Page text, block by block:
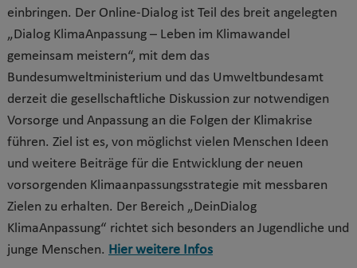
einbringen. Der Online-Dialog ist Teil des breit angelegten
„Dialog KlimaAnpassung – Leben im Klimawandel
gemeinsam meistern“, mit dem das
Bundesumweltministerium und das Umweltbundesamt
derzeit die gesellschaftliche Diskussion zur notwendigen
Vorsorge und Anpassung an die Folgen der Klimakrise
führen. Ziel ist es, von möglichst vielen Menschen Ideen
und weitere Beiträge für die Entwicklung der neuen
vorsorgenden Klimaanpassungsstrategie mit messbaren
Zielen zu erhalten. Der Bereich „DeinDialog
KlimaAnpassung“ richtet sich besonders an Jugendliche und
junge Menschen. Hier weitere Infos